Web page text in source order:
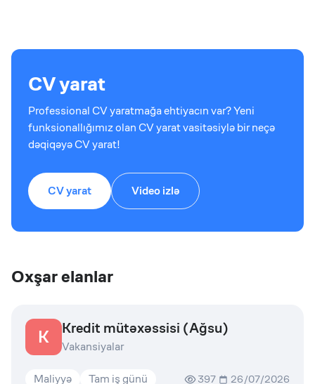
CV yarat
Professional CV yaratmağa ehtiyacın var? Yeni
funksionallığımız olan CV yarat vasitəsiylə bir neçə
dəqiqəyə CV yarat!
CV yarat Video izlə
Oxşar elanlar
K Kredit mütəxəssisi (Ağsu)
Vakansiyalar
Maliyyə Tam iş günü 397 26/07/2026